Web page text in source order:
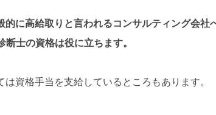
に高給取りと言われるコンサルティング会社
士の資格は役に立ちます。
資格手当を支給しているところもあります。